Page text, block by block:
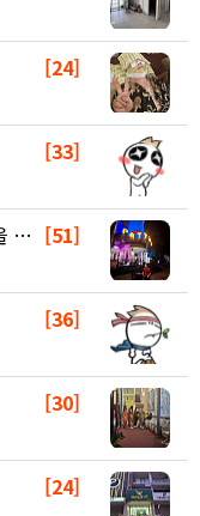
[24]
[33]
[51]
[36]
[30]
[24]